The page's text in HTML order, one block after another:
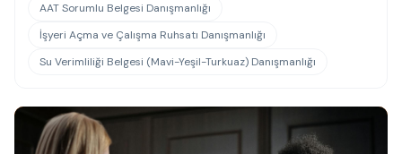
AAT Sorumlu Belgesi Danışmanlığı
İşyeri Açma ve Çalışma Ruhsatı Danışmanlığı
Su Verimliliği Belgesi (Mavi-Yeşil-Turkuaz) Danışmanlığı